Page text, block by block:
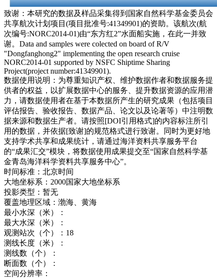
致谢： 本研究的数据及样品采集得到国家自然科学基金委员会
共享航次计划项目(项目批准号:41349901)的资助。该航次(航
次编号:NORC2014-01)由“东方红2”水面船实施，在此一并致
谢。Data and samples were colected on board of R/V
"Dongfanghong2" implementing the open research cruise
NORC2014-01 supported by NSFC Shiptime Sharing
Project(project number:41349901).
数据使用说明： 为尊重知识产权、维护数据作者和数据服务提
供者的权益，以扩展数据中心的服务、提升数据资源的应用潜
力，请数据使用者在基于本数据所产生的研究成果（包括项目
评估报告、验收报告、数据产品、论文以及论著等）中注明数
据来源和数据生产者。请按照[DOI引用格式]的内容标注所引
用的数据，并依据[致谢]的规范格式进行致谢。同时为更好地
支持学术共享和成果统计，请通过海洋资料共享服务平台
的“成果汇交”模块，将数据使用成果提交至“国家自然科学基
金青岛海洋科学资料共享服务中心”。
时间标准： 北京时间
大地坐标系： 2000国家大地坐标系
投影类型： 暂无
覆盖地理区域： 渤海、黄海
最小水深（米）：
最大水深（米）：
观测站次（个）： 18
测线长度（米）：
测线数（个）：
断面数（个）：
空间分辨率：